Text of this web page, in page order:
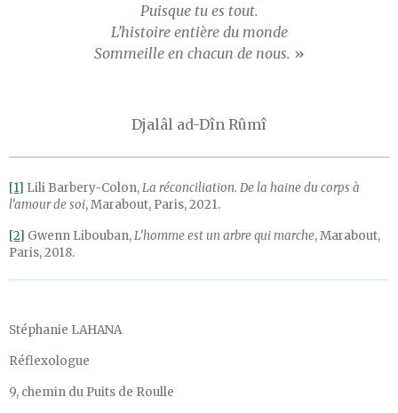
Puisque tu es tout.
L’histoire entière du monde
Sommeille en chacun de nous. »
Djalâl ad-Dîn Rûmî
[1] Lili Barbery-Colon,La réconciliation. De la haine du corps à
l’amour de soi, Marabout, Paris, 2021.
[2] Gwenn Libouban,L’homme est un arbre qui marche, Marabout,
Paris, 2018.
Stéphanie LAHANA
Réflexologue
9, chemin du Puits de Roulle